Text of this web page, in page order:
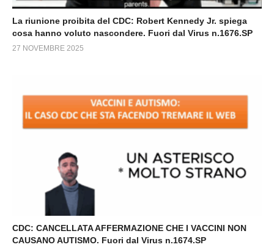
La riunione proibita del CDC: Robert Kennedy Jr. spiega
cosa hanno voluto nascondere. Fuori dal Virus n.1676.SP
27 NOVEMBRE 2025
CDC: CANCELLATA AFFERMAZIONE CHE I VACCINI NON
CAUSANO AUTISMO. Fuori dal Virus n.1674.SP